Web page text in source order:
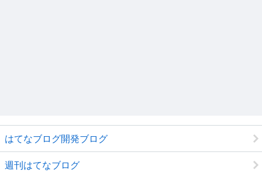
はてなブログ開発ブログ
週刊はてなブログ